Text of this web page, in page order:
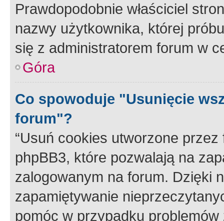
Prawdopodobnie właściciel
nazwy użytkownika, której
się z administratorem forum w
Góra
Co spowoduje "Usunięcie
forum"?
“Usuń cookies utworzone
phpBB3, które pozwalają na
zalogowanym na forum. Dzięki
zapamiętywanie
pomóc w przypadku